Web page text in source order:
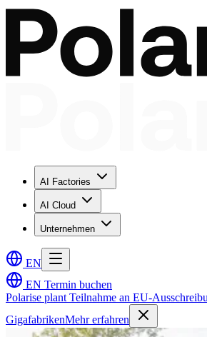
AI Factories
AI Cloud
Unternehmen
EN
EN Termin buchen
Polarise plant Teilnahme an EU-
GigafabrikenMehr erfahren